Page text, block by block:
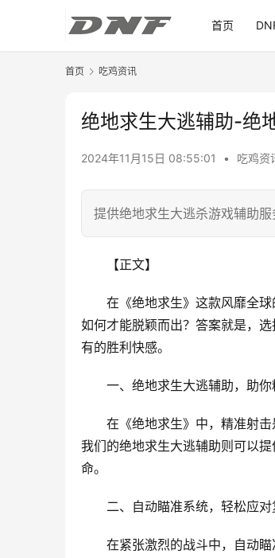
首页
首页 吃鸡资讯
绝地求生大逃辅助-绝
2024年11月15日 08:55:01 • 吃鸡资
提供绝地求生大逃杀游戏辅助
【正文】
在《绝地求生》这款风靡全
如何才能脱颖而出？答案就是，
有的胜利快感。
一、绝地求生大逃辅助，助你
在《绝地求生》中，精准射
我们的绝地求生大逃辅助则可以
命。
二、自动瞄准系统，轻松应
在紧张激烈的战斗中，自动